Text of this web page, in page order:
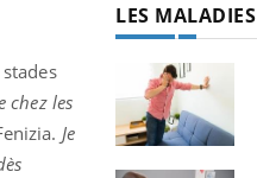
chez les
Je
LES MALADIES